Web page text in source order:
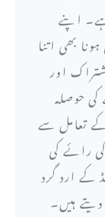
اپنے
بھی اتنا
اور
حوصلہ
تعامل سے
رائے کی
کے ارد گرد
ہیں۔